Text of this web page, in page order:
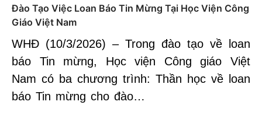
Đào Tạo Việc Loan Báo Tin Mừng Tại Học Viện Công
Giáo Việt Nam
WHĐ (10/3/2026) – Trong đào tạo về loan
báo Tin mừng, Học viện Công giáo Việt
Nam có ba chương trình: Thần học về loan
báo Tin mừng cho đào…